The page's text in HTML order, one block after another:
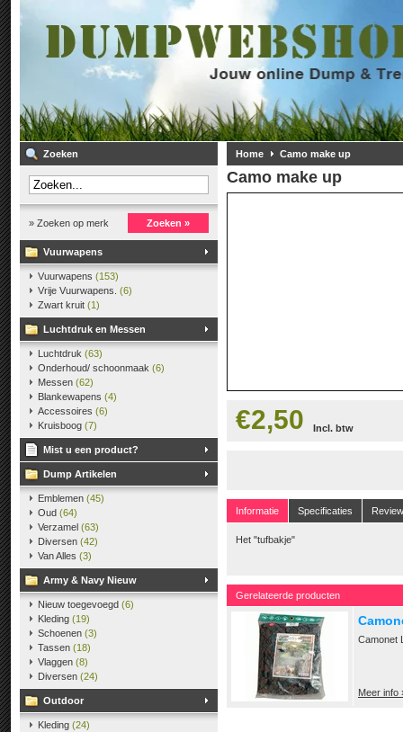
Zoeken
» Zoeken op merk Zoeken »
Vuurwapens
Vuurwapens (153)
Vrije Vuurwapens. (6)
Zwart kruit (1)
Luchtdruk en Messen
Luchtdruk (63)
Onderhoud/ schoonmaak (6)
Messen (62)
Blankewapens (4)
Accessoires (6)
Kruisboog (7)
Mist u een product?
Dump Artikelen
Emblemen (45)
Oud (64)
Verzamel (63)
Diversen (42)
Van Alles (3)
Army & Navy Nieuw
Nieuw toegevoegd (6)
Kleding (19)
Schoenen (3)
Tassen (18)
Vlaggen (8)
Diversen (24)
Outdoor
Kleding (24)
Home Camo make up
Camo make up
€2,50 Incl. btw
Informatie Specificaties
Het "tufbakje"
Gerelateerde producten
Camonet
Meer info